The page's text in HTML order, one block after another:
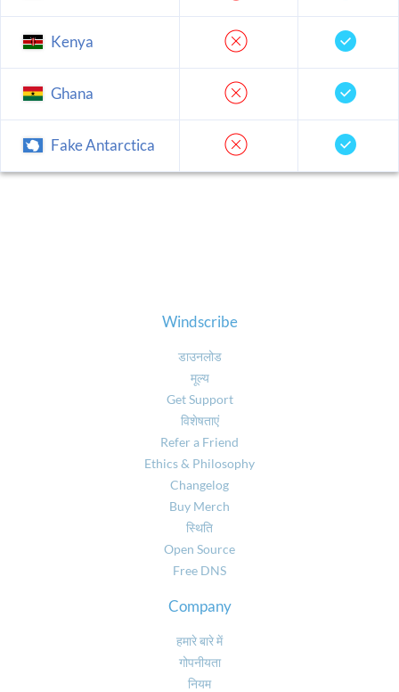
Kenya
Ghana
Fake Antarctica
Windscribe
डाउनलोड
मूल्य
Get Support
विशेषताएं
Refer a Friend
Ethics & Philosophy
Changelog
Buy Merch
स्थिति
Open Source
Free DNS
Company
हमारे बारे में
गोपनीयता
नियम